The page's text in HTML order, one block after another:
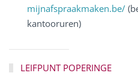
mijnafspraakmaken.be/
kantooruren)
LEIFPUNT POPERINGE